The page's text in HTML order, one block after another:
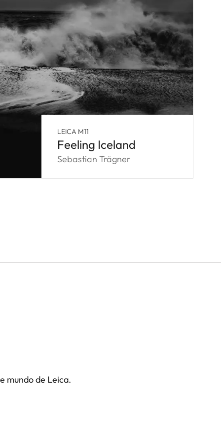
LEICA M11
Feeling Iceland
Sebastian Trägner
mundo de Leica.